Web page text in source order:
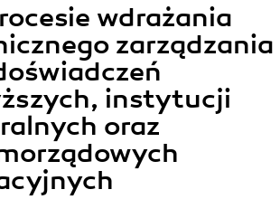
wdrażania
zarządzania
instytucji
oraz